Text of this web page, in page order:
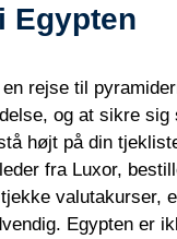
Egypten
rejse til
og at sikre sig
højt på din
fra Luxor,
valutakurser,
Egypten er